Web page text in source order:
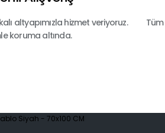
altyapımızla hizmet veriyoruz.
koruma altında.